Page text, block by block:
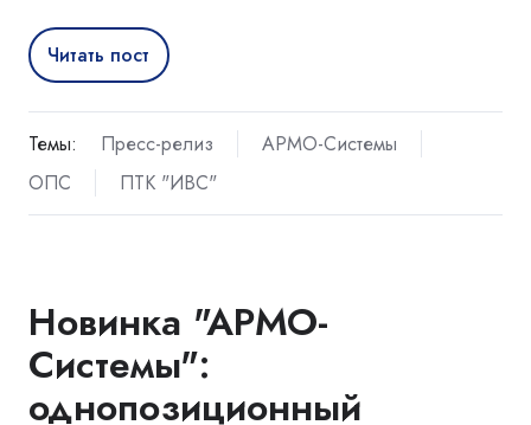
Читать пост
Темы: Пресс-релиз
АРМО-Системы
ОПС
ПТК "ИВС"
Новинка "АРМО-
Системы":
однопозиционный